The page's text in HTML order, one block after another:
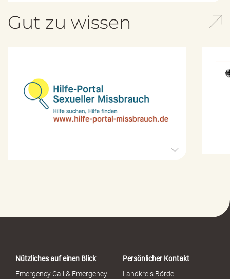
Gut zu wissen
o
Nützliches auf einen Blick
Emergency Call & Emergency
Persönlicher Kontakt
Landkreis Börde